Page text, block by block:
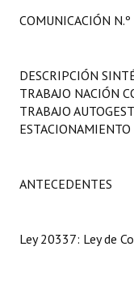
Comisiones
Programas
LEGISLACIÓN
COMUNICACIÓN
DESCRIPCIÓN
TRABAJO NACIÓN
TRABAJO
ANTECEDENTES
Ley 20337: Ley de